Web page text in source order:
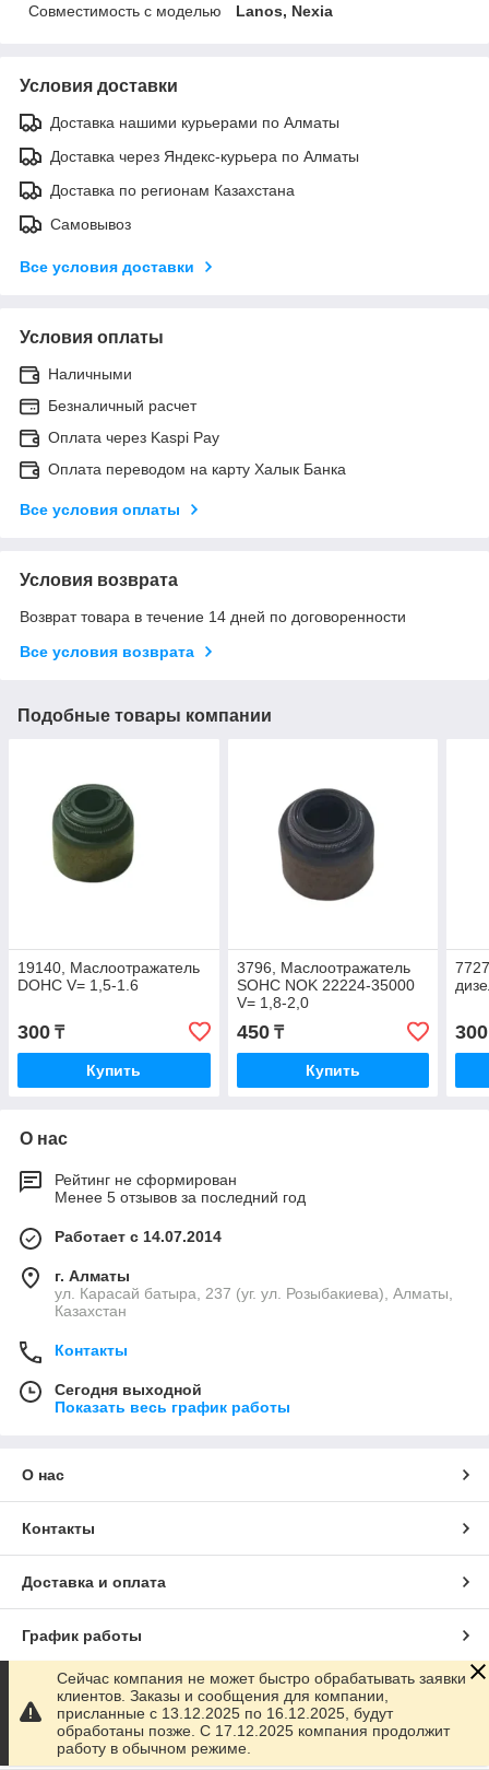
Совместимость с моделью
Lanos, Nexia
Условия доставки
Доставка нашими курьерами по Алматы
Доставка через Яндекс-курьера по Алматы
Доставка по регионам Казахстана
Самовывоз
Все условия доставки
Условия оплаты
Наличными
Безналичный расчет
Оплата через Kaspi Pay
Оплата переводом на карту Халык Банка
Все условия оплаты
Условия возврата
Возврат товара в течение 14 дней по договоренности
Все условия возврата
Подобные товары компании
19140, Маслоотражатель
DOHC V= 1,5-1.6
300 ₸
Купить
3796, Маслоотражатель
SOHC NOK 22224-35000
V= 1,8-2,0
450₸
Купить
300
О нас
Рейтинг не сформирован
Менее 5 отзывов за последний год
Работает с 14.07.2014
г. Алматы
ул. Карасай батыра, 237 (уг. ул. Розыбакиева), Алматы,
Казахстан
Контакты
Сегодня выходной
Показать весь график работы
О нас
Контакты
Доставка и оплата
График работы
Полная версия сайта
Сайт создан на маркетплейсе
Сейчас компания не может быстро обрабатывать заявки
клиентов. Заказы и сообщения для компании,
присланные с 13.12.2025 по 16.12.2025, будут
обработаны позже. С 17.12.2025 компания продолжит
работу в обычном режиме.